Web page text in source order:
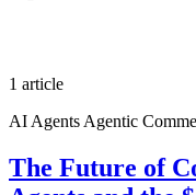
1 article
AI Agents Agentic
The Future of